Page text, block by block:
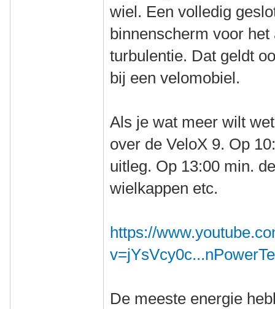
wiel. Een volledig
binnenscherm voor
turbulentie. Dat geldt
bij een velomobiel.
Als je wat meer wilt
over de VeloX 9. Op
uitleg. Op 13:00 min.
wielkappen etc.
https://
De meeste energie